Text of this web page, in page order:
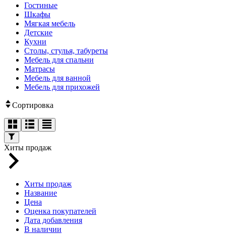
Гостиные
Шкафы
Мягкая мебель
Детские
Кухни
Столы, стулья, табуреты
Мебель для спальни
Матрасы
Мебель для ванной
Мебель для прихожей
Сортировка
Хиты продаж
Хиты продаж
Название
Цена
Оценка покупателей
Дата добавления
В наличии